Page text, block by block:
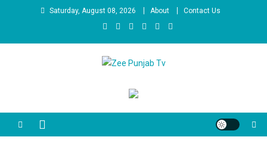
Skip to contentSaturday, August 08, 2026 About Contact Us
Zee Punjab Tv